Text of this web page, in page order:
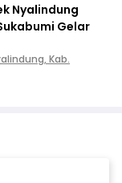
Nyalindung
Gelar
Kab.